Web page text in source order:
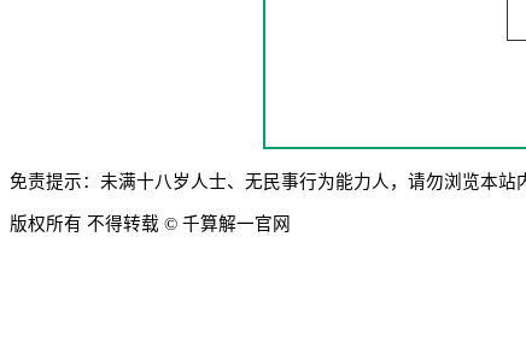
免责提示：未满十八岁人士、无民事行为能力人，请勿浏览本站
版权所有 不得转载 © 千算解一官网